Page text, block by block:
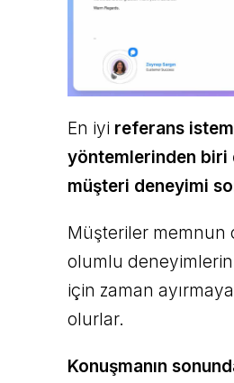
En iyi referans
yöntemlerinden biri
müşteri deneyimi
Müşteriler memnun
olumlu
için zaman
olurlar.
Konuşmanın